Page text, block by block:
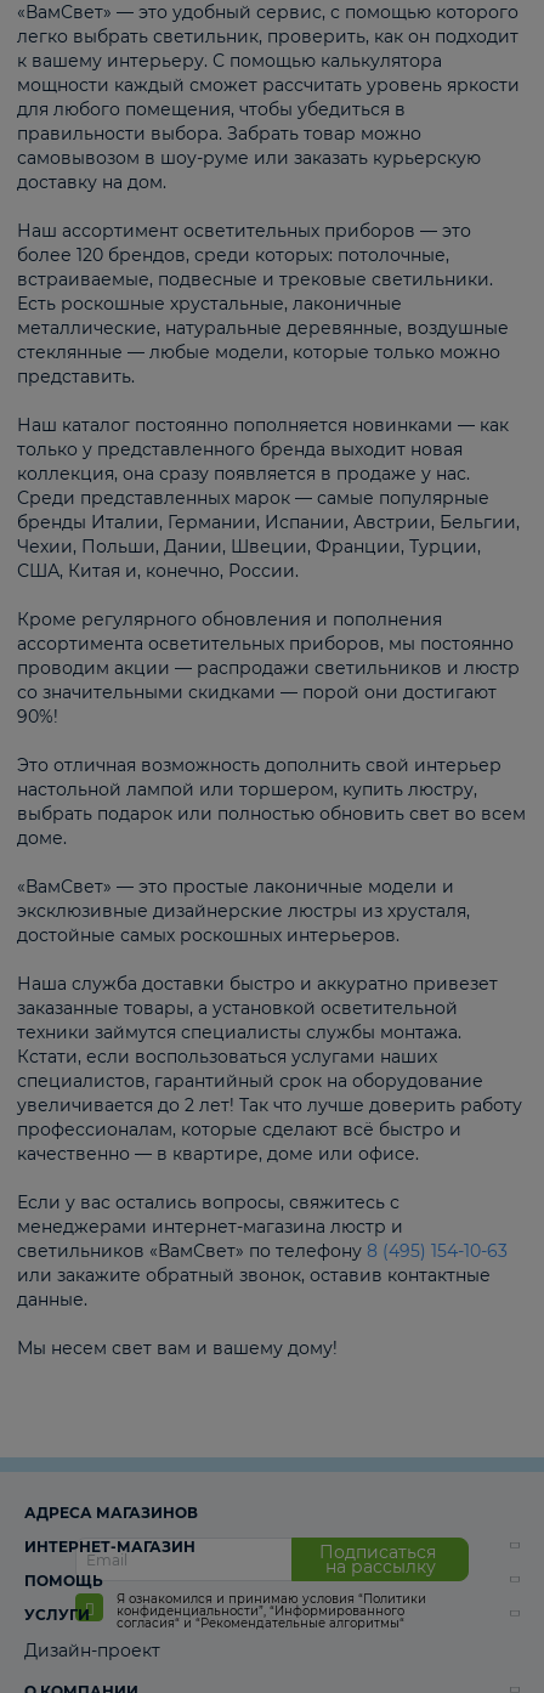
«ВамСвет» — это удобный сервис, с помощью которого
легко выбрать светильник, проверить, как он подходит
к вашему интерьеру. С помощью калькулятора
мощности каждый сможет рассчитать уровень яркости
для любого помещения, чтобы убедиться в
правильности выбора. Забрать товар можно
самовывозом в шоу-руме или заказать курьерскую
доставку на дом.
Наш ассортимент осветительных приборов — это
более 120 брендов, среди которых: потолочные,
встраиваемые, подвесные и трековые светильники.
Есть роскошные хрустальные, лаконичные
металлические, натуральные деревянные, воздушные
стеклянные — любые модели, которые только можно
представить.
Наш каталог постоянно пополняется новинками — как
только у представленного бренда выходит новая
коллекция, она сразу появляется в продаже у нас.
Среди представленных марок — самые популярные
бренды Италии, Германии, Испании, Австрии, Бельгии,
Чехии, Польши, Дании, Швеции, Франции, Турции,
США, Китая и, конечно, России.
Кроме регулярного обновления и пополнения
ассортимента осветительных приборов, мы постоянно
проводим акции — распродажи светильников и люстр
со значительными скидками — порой они достигают
90%!
Это отличная возможность дополнить свой интерьер
настольной лампой или торшером, купить люстру,
выбрать подарок или полностью обновить свет во всем
доме.
«ВамСвет» — это простые лаконичные модели и
эксклюзивные дизайнерские люстры из хрусталя,
достойные самых роскошных интерьеров.
Наша служба доставки быстро и аккуратно привезет
заказанные товары, а установкой осветительной
техники займутся специалисты службы монтажа.
Кстати, если воспользоваться услугами наших
специалистов, гарантийный срок на оборудование
увеличивается до 2 лет! Так что лучше доверить работу
профессионалам, которые сделают всё быстро и
качественно — в квартире, доме или офисе.
Если у вас остались вопросы, свяжитесь с
менеджерами интернет-магазина люстр и
светильников «ВамСвет» по телефону 8 (495) 154-10-63
или закажите обратный звонок, оставив контактные
данные.
Мы несем свет вам и вашему дому!
Подписаться
на рассылку
Я ознакомился и принимаю условия “Политики
конфиденциальности”, “Информированного
согласия“ и “Рекомендательные алгоритмы“
АДРЕСА МАГАЗИНОВ
ИНТЕРНЕТ-МАГАЗИН
ПОМОЩЬ
УСЛУГИ
Дизайн-проект